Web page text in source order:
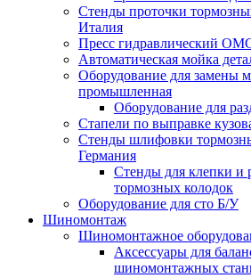
Стенды проточки
Италия
Пресс гидравлический
Автоматическая мойка
Оборудование для замены
промышленная
Оборудование для
Стапели по выправке
Стенды шлифовки
Германия
Стенды для клепки и
тормозных колодок
Оборудование для сто Б/У
Шиномонтаж
Шиномонтажное
Аксессуары для
шиномонтажных